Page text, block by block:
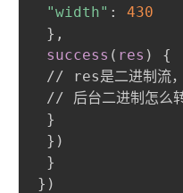
"width" :
430
} ,
success ( res )
{
// res是二进制流，
// 后台二进制怎么
}
} )
}
} )